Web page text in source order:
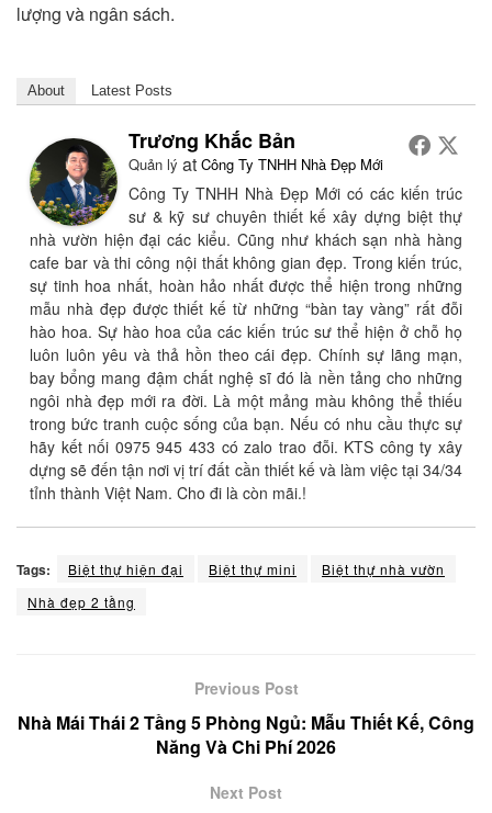
lượng và ngân sách.
About Latest Posts
Trương Khắc Bản
Quản lý at Công Ty TNHH Nhà Đẹp Mới
Công Ty TNHH Nhà Đẹp Mới có các kiến trúc
sư & kỹ sư chuyên thiết kế xây dựng biệt thự
nhà vườn hiện đại các kiểu. Cũng như khách sạn nhà hàng
cafe bar và thi công nội thất không gian đẹp. Trong kiến trúc,
sự tinh hoa nhất, hoàn hảo nhất được thể hiện trong những
mẫu nhà đẹp được thiết kế từ những “bàn tay vàng” rất đỗi
hào hoa. Sự hào hoa của các kiến trúc sư thể hiện ở chỗ họ
luôn luôn yêu và thả hồn theo cái đẹp. Chính sự lãng mạn,
bay bổng mang đậm chất nghệ sĩ đó là nền tảng cho những
ngôi nhà đẹp mới ra đời. Là một mảng màu không thể thiếu
trong bức tranh cuộc sống của bạn. Nếu có nhu cầu thực sự
hãy kết nối 0975 945 433 có zalo trao đỗi. KTS công ty xây
dựng sẽ đến tận nơi vị trí đất cần thiết kế và làm việc tại 34/34
tỉnh thành Việt Nam. Cho đi là còn mãi.!
Tags: Biệt thự hiện đại Biệt thự mini
Biệt thự nhà vườn
Nhà đẹp 2 tầng
Previous Post
Nhà Mái Thái 2 Tầng 5 Phòng Ngủ: Mẫu Thiết Kế, Công
Năng Và Chi Phí 2026
Next Post